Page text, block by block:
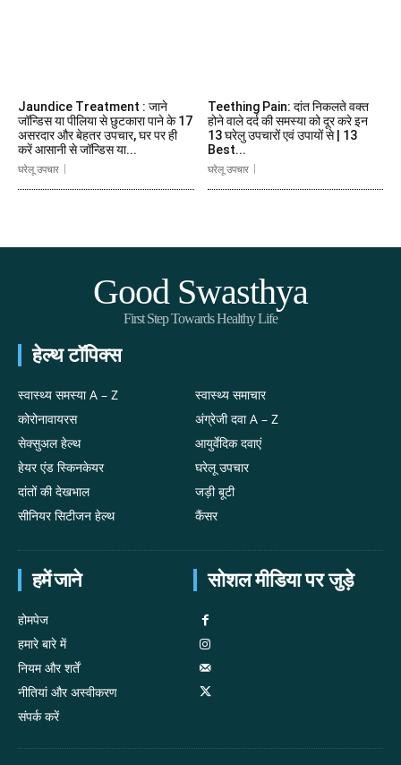
Jaundice Treatment : जाने
जॉन्डिस या पीलिया से छुटकारा पाने के 17
असरदार और बेहतर उपचार, घर पर ही
करें आसानी से जॉन्डिस या...
घरेलू उपचार
Teething Pain: दांत निकलते वक्त
होने वाले दर्द की समस्या को दूर करे इन
13 घरेलु उपचारों एवं उपायों से | 13
Best...
घरेलू उपचार
Good Swasthya
First Step Towards Healthy Life
हेल्थ टॉपिक्स
स्वास्थ्य समस्या A – Z
कोरोनावायरस
सेक्सुअल हेल्थ
हेयर एंड स्किनकेयर
दांतों की देखभाल
सीनियर सिटीजन हेल्थ
स्वास्थ्य समाचार
अंग्रेजी दवा A – Z
आयुर्वेदिक दवाएं
घरेलू उपचार
जड़ी बूटी
कैंसर
हमें जाने
होमपेज
हमारे बारे में
नियम और शर्तें
नीतियां और अस्वीकरण
संपर्क करें
सोशल मीडिया पर जुड़े